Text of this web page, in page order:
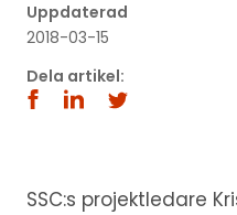
Uppdaterad
2018-03-15
Dela artikel:
SSC:s projektledare